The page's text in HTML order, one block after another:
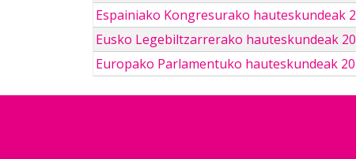
Espainiako Kongresurako hauteskundeak
Eusko Legebiltzarrerako hauteskundeak
Europako Parlamentuko hauteskundeak